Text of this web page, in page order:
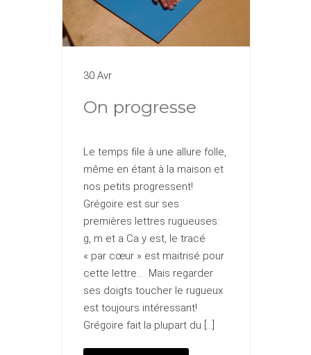
30 Avr
On progresse
Le temps file à une allure folle,
même en étant à la maison et
nos petits progressent!
Grégoire est sur ses
premières lettres rugueuses:
g, m et a Ca y est, le tracé
« par cœur » est maitrisé pour
cette lettre… Mais regarder
ses doigts toucher le rugueux
est toujours intéressant!
Grégoire fait la plupart du […]